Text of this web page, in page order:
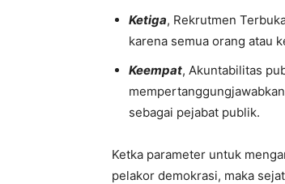
Ketiga, Rekrutmen
karena semua orang atau
Keempat, Akuntabilitas
sebagai pejabat publik.
Ketka parameter untuk
pelakor demokrasi, maka